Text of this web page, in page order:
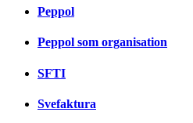
Peppol
Peppol som organisation
SFTI
Svefaktura